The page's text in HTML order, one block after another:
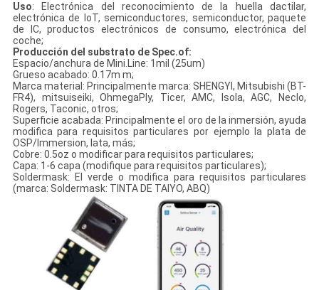
Uso: Electrónica del reconocimiento de la huella dactilar,
electrónica de IoT, semiconductores, semiconductor, paquete
de IC, productos electrónicos de consumo, electrónica del
coche;
Producción del substrato de Spec.of:
Espacio/anchura de Mini.Line: 1mil (25um)
Grueso acabado: 0.17m m;
Marca material: Principalmente marca: SHENGYI, Mitsubishi (BT-
FR4), mitsuiseiki, OhmegaPly, Ticer, AMC, Isola, AGC, Neclo,
Rogers, Taconic, otros;
Superficie acabada: Principalmente el oro de la inmersión, ayuda
modifica para requisitos particulares por ejemplo la plata de
OSP/Immersion, lata, más;
Cobre: 0.5oz o modificar para requisitos particulares;
Capa: 1-6 capa (modifique para requisitos particulares);
Soldermask: El verde o modifica para requisitos particulares
(marca: Soldermask: TINTA DE TAIYO, ABQ)